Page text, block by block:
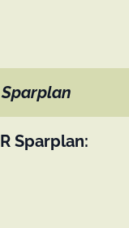
Sparplan
Sparplan: